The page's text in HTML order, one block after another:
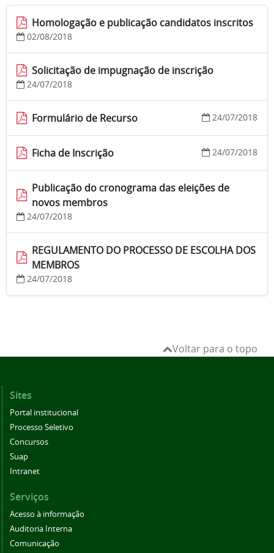
Homologação e publicação candidatos inscritos
02/08/2018
Solicitação de impugnação de inscrição
24/07/2018
Formulário de Recurso 24/07/2018
Ficha de Inscrição 24/07/2018
Publicação do cronograma das eleições de
novos membros
24/07/2018
REGULAMENTO DO PROCESSO DE ESCOLHA DOS
MEMBROS
24/07/2018
Voltar para o topo
Sites
Portal institucional
Processo Seletivo
Concursos
Suap
Intranet
Serviços
Acesso à informação
Auditoria Interna
Comunicação